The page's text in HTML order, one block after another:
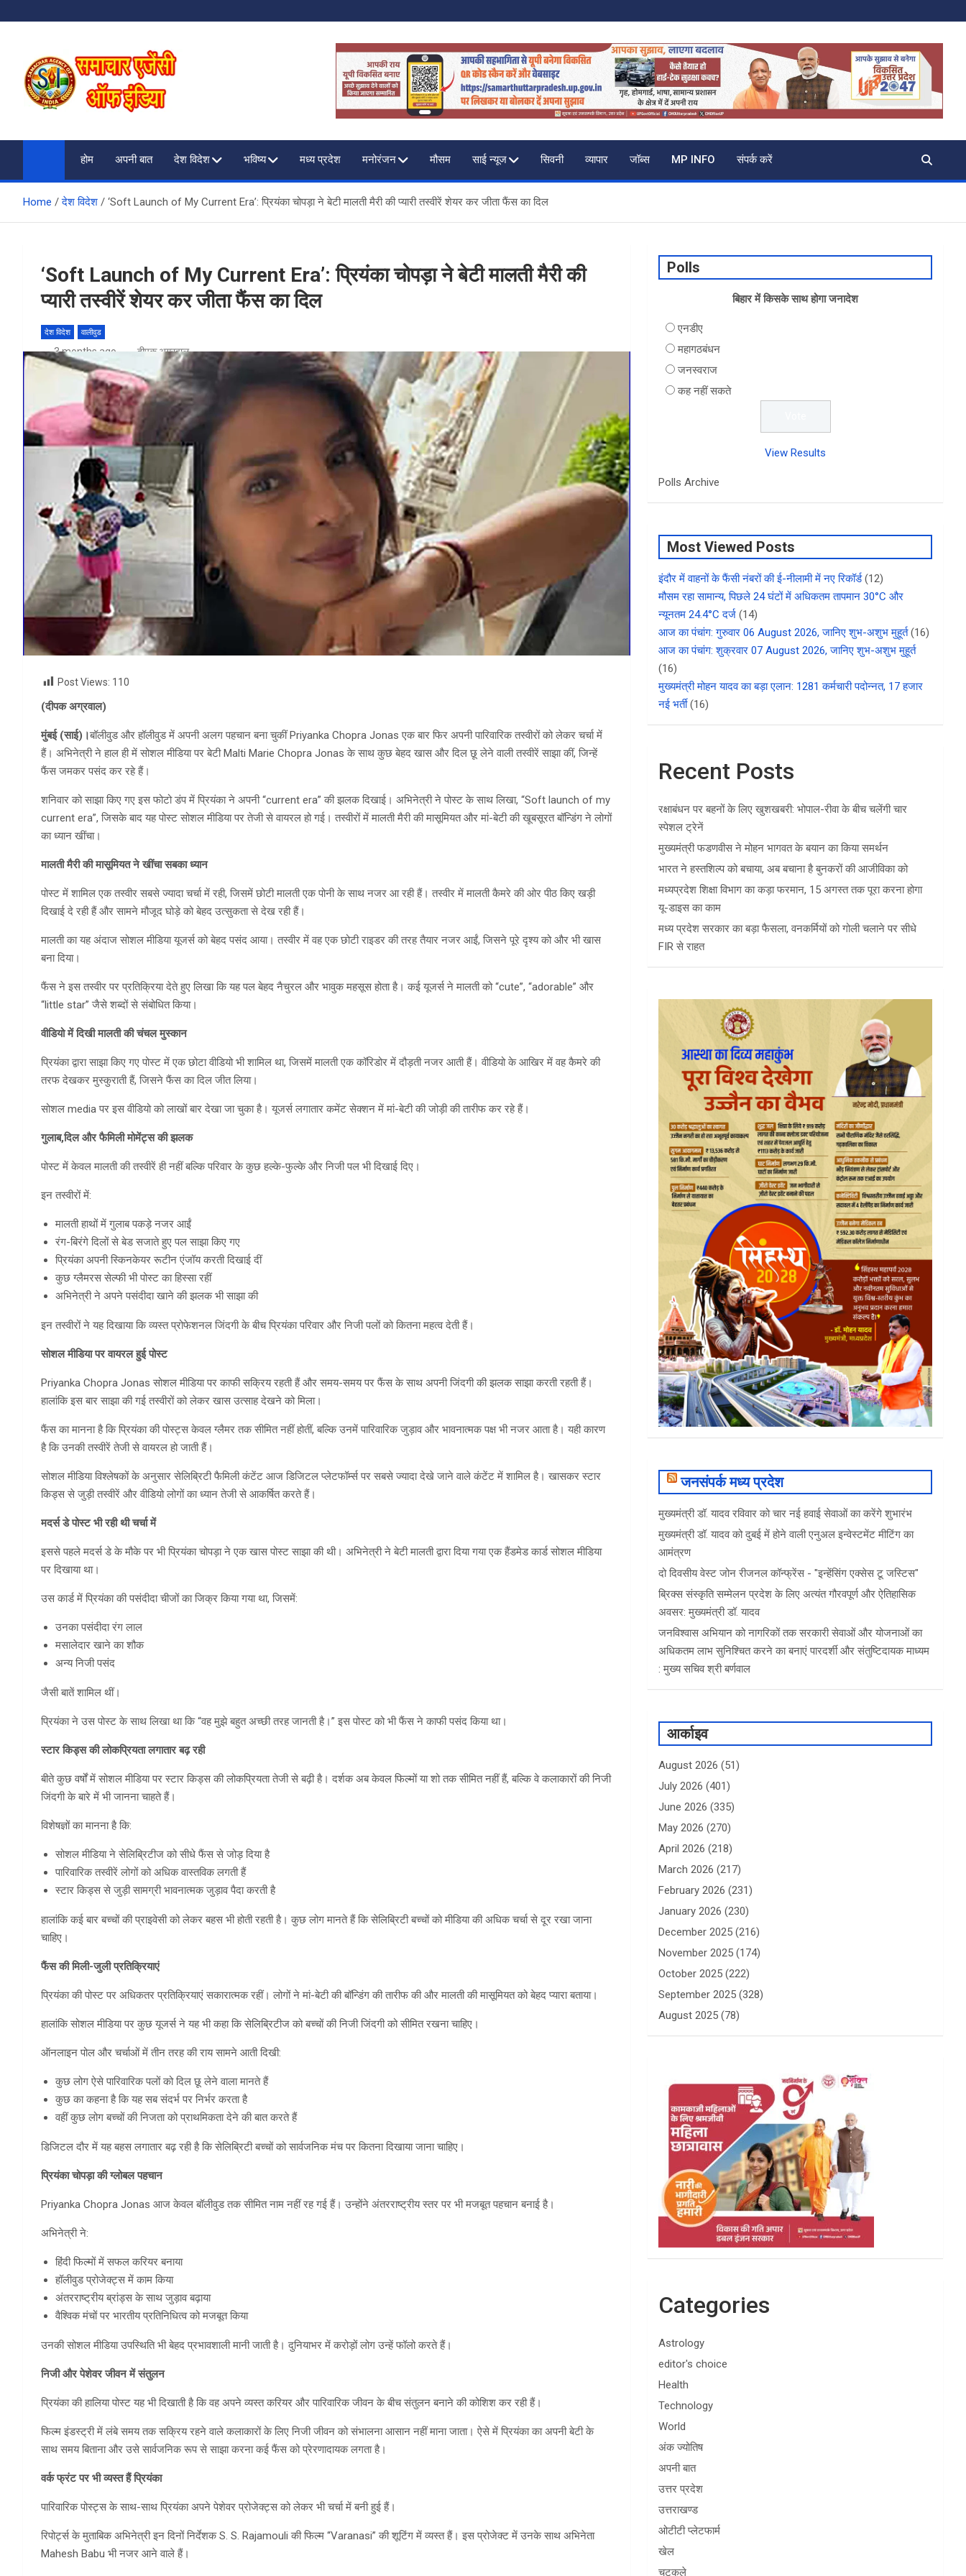
to
SAMACHAR AGENCY OF INDIA
होम अपनी बात देश विदेश भविष्य मध्य प्रदेश मनोरंजन मौसम साई न्यूज सिवनी व्यापार जॉब्स MP INFO संपर्क करें
Home देश विदेश ‘Soft Launch of My Current Era’: प्रियंका चोपड़ा ने बेटी मालती मैरी की प्यारी तस्वीरें शेयर कर जीता फैंस का दिल
‘Soft Launch of My Current Era’: प्रियंका चोपड़ा ने बेटी मालती मैरी की
प्यारी तस्वीरें शेयर कर जीता फैंस का दिल
देश विदेश वालीवुड
3 months ago दीपक अग्रवाल
Post Views: 110
(दीपक अग्रवाल)
मुंबई (साई)।बॉलीवुड और हॉलीवुड में अपनी अलग पहचान बना चुकीं Priyanka Chopra Jonas एक बार फिर अपनी पारिवारिक तस्वीरों को लेकर चर्चा में
हैं। अभिनेत्री ने हाल ही में सोशल मीडिया पर बेटी Malti Marie Chopra Jonas के साथ कुछ बेहद खास और दिल छू लेने वाली तस्वीरें साझा कीं, जिन्हें
फैंस जमकर पसंद कर रहे हैं।
शनिवार को साझा किए गए इस फोटो डंप में प्रियंका ने अपनी “current era” की झलक दिखाई। अभिनेत्री ने पोस्ट के साथ लिखा, “Soft launch of my
current era”, जिसके बाद यह पोस्ट सोशल मीडिया पर तेजी से वायरल हो गई। तस्वीरों में मालती मैरी की मासूमियत और मां-बेटी की खूबसूरत बॉन्डिंग ने लोगों
का ध्यान खींचा।
मालती मैरी की मासूमियत ने खींचा सबका ध्यान
पोस्ट में शामिल एक तस्वीर सबसे ज्यादा चर्चा में रही, जिसमें छोटी मालती एक पोनी के साथ नजर आ रही हैं। तस्वीर में मालती कैमरे की ओर पीठ किए खड़ी
दिखाई दे रही हैं और सामने मौजूद घोड़े को बेहद उत्सुकता से देख रही हैं।
मालती का यह अंदाज सोशल मीडिया यूजर्स को बेहद पसंद आया। तस्वीर में वह एक छोटी राइडर की तरह तैयार नजर आईं, जिसने पूरे दृश्य को और भी खास
बना दिया।
फैंस ने इस तस्वीर पर प्रतिक्रिया देते हुए लिखा कि यह पल बेहद नैचुरल और भावुक महसूस होता है। कई यूजर्स ने मालती को “cute”, “adorable” और
“little star” जैसे शब्दों से संबोधित किया।
वीडियो में दिखी मालती की चंचल मुस्कान
प्रियंका द्वारा साझा किए गए पोस्ट में एक छोटा वीडियो भी शामिल था, जिसमें मालती एक कॉरिडोर में दौड़ती नजर आती हैं। वीडियो के आखिर में वह कैमरे की
तरफ देखकर मुस्कुराती हैं, जिसने फैंस का दिल जीत लिया।
सोशल media पर इस वीडियो को लाखों बार देखा जा चुका है। यूजर्स लगातार कमेंट सेक्शन में मां-बेटी की जोड़ी की तारीफ कर रहे हैं।
गुलाब,दिल और फैमिली मोमेंट्स की झलक
पोस्ट में केवल मालती की तस्वीरें ही नहीं बल्कि परिवार के कुछ हल्के-फुल्के और निजी पल भी दिखाई दिए।
इन तस्वीरों में:
मालती हाथों में गुलाब पकड़े नजर आईं
रंग-बिरंगे दिलों से बेड सजाते हुए पल साझा किए गए
प्रियंका अपनी स्किनकेयर रूटीन एंजॉय करती दिखाई दीं
कुछ ग्लैमरस सेल्फी भी पोस्ट का हिस्सा रहीं
अभिनेत्री ने अपने पसंदीदा खाने की झलक भी साझा की
इन तस्वीरों ने यह दिखाया कि व्यस्त प्रोफेशनल जिंदगी के बीच प्रियंका परिवार और निजी पलों को कितना महत्व देती हैं।
सोशल मीडिया पर वायरल हुई पोस्ट
Priyanka Chopra Jonas सोशल मीडिया पर काफी सक्रिय रहती हैं और समय-समय पर फैंस के साथ अपनी जिंदगी की झलक साझा करती रहती हैं।
हालांकि इस बार साझा की गई तस्वीरों को लेकर खास उत्साह देखने को मिला।
फैंस का मानना है कि प्रियंका की पोस्ट्स केवल ग्लैमर तक सीमित नहीं होतीं, बल्कि उनमें पारिवारिक जुड़ाव और भावनात्मक पक्ष भी नजर आता है। यही कारण
है कि उनकी तस्वीरें तेजी से वायरल हो जाती हैं।
सोशल मीडिया विश्लेषकों के अनुसार सेलिब्रिटी फैमिली कंटेंट आज डिजिटल प्लेटफॉर्म्स पर सबसे ज्यादा देखे जाने वाले कंटेंट में शामिल है। खासकर स्टार
किड्स से जुड़ी तस्वीरें और वीडियो लोगों का ध्यान तेजी से आकर्षित करते हैं।
मदर्स डे पोस्ट भी रही थी चर्चा में
इससे पहले मदर्स डे के मौके पर भी प्रियंका चोपड़ा ने एक खास पोस्ट साझा की थी। अभिनेत्री ने बेटी मालती द्वारा दिया गया एक हैंडमेड कार्ड सोशल मीडिया
पर दिखाया था।
उस कार्ड में प्रियंका की पसंदीदा चीजों का जिक्र किया गया था, जिसमें:
उनका पसंदीदा रंग लाल
मसालेदार खाने का शौक
अन्य निजी पसंद
जैसी बातें शामिल थीं।
प्रियंका ने उस पोस्ट के साथ लिखा था कि “वह मुझे बहुत अच्छी तरह जानती है।” इस पोस्ट को भी फैंस ने काफी पसंद किया था।
स्टार किड्स की लोकप्रियता लगातार बढ़ रही
बीते कुछ वर्षों में सोशल मीडिया पर स्टार किड्स की लोकप्रियता तेजी से बढ़ी है। दर्शक अब केवल फिल्मों या शो तक सीमित नहीं हैं, बल्कि वे कलाकारों की निजी
जिंदगी के बारे में भी जानना चाहते हैं।
विशेषज्ञों का मानना है कि:
सोशल मीडिया ने सेलिब्रिटीज को सीधे फैंस से जोड़ दिया है
पारिवारिक तस्वीरें लोगों को अधिक वास्तविक लगती हैं
स्टार किड्स से जुड़ी सामग्री भावनात्मक जुड़ाव पैदा करती है
हालांकि कई बार बच्चों की प्राइवेसी को लेकर बहस भी होती रहती है। कुछ लोग मानते हैं कि सेलिब्रिटी बच्चों को मीडिया की अधिक चर्चा से दूर रखा जाना
चाहिए।
फैंस की मिली-जुली प्रतिक्रियाएं
प्रियंका की पोस्ट पर अधिकतर प्रतिक्रियाएं सकारात्मक रहीं। लोगों ने मां-बेटी की बॉन्डिंग की तारीफ की और मालती की मासूमियत को बेहद प्यारा बताया।
हालांकि सोशल मीडिया पर कुछ यूजर्स ने यह भी कहा कि सेलिब्रिटीज को बच्चों की निजी जिंदगी को सीमित रखना चाहिए।
ऑनलाइन पोल और चर्चाओं में तीन तरह की राय सामने आती दिखी:
कुछ लोग ऐसे पारिवारिक पलों को दिल छू लेने वाला मानते हैं
कुछ का कहना है कि यह सब संदर्भ पर निर्भर करता है
वहीं कुछ लोग बच्चों की निजता को प्राथमिकता देने की बात करते हैं
डिजिटल दौर में यह बहस लगातार बढ़ रही है कि सेलिब्रिटी बच्चों को सार्वजनिक मंच पर कितना दिखाया जाना चाहिए।
प्रियंका चोपड़ा की ग्लोबल पहचान
Priyanka Chopra Jonas आज केवल बॉलीवुड तक सीमित नाम नहीं रह गई हैं। उन्होंने अंतरराष्ट्रीय स्तर पर भी मजबूत पहचान बनाई है।
अभिनेत्री ने:
हिंदी फिल्मों में सफल करियर बनाया
हॉलीवुड प्रोजेक्ट्स में काम किया
अंतरराष्ट्रीय ब्रांड्स के साथ जुड़ाव बढ़ाया
वैश्विक मंचों पर भारतीय प्रतिनिधित्व को मजबूत किया
उनकी सोशल मीडिया उपस्थिति भी बेहद प्रभावशाली मानी जाती है। दुनियाभर में करोड़ों लोग उन्हें फॉलो करते हैं।
निजी और पेशेवर जीवन में संतुलन
प्रियंका की हालिया पोस्ट यह भी दिखाती है कि वह अपने व्यस्त करियर और पारिवारिक जीवन के बीच संतुलन बनाने की कोशिश कर रही हैं।
फिल्म इंडस्ट्री में लंबे समय तक सक्रिय रहने वाले कलाकारों के लिए निजी जीवन को संभालना आसान नहीं माना जाता। ऐसे में प्रियंका का अपनी बेटी के
साथ समय बिताना और उसे सार्वजनिक रूप से साझा करना कई फैंस को प्रेरणादायक लगता है।
वर्क फ्रंट पर भी व्यस्त हैं प्रियंका
पारिवारिक पोस्ट्स के साथ-साथ प्रियंका अपने पेशेवर प्रोजेक्ट्स को लेकर भी चर्चा में बनी हुई हैं।
रिपोर्ट्स के मुताबिक अभिनेत्री इन दिनों निर्देशक S. S. Rajamouli की फिल्म “Varanasi” की शूटिंग में व्यस्त हैं। इस प्रोजेक्ट में उनके साथ अभिनेता
Mahesh Babu भी नजर आने वाले हैं।
Polls
बिहार में किसके साथ होगा जनादेश
एनडीए
महागठबंधन
जनस्वराज
कह नहीं सकते
View Results
Polls Archive
Most Viewed Posts
इंदौर में वाहनों के फैंसी नंबरों की ई-नीलामी में नए रिकॉर्ड (12)
मौसम रहा सामान्य, पिछले 24 घंटों में अधिकतम तापमान 30°C और
न्यूनतम 24.4°C दर्ज (14)
आज का पंचांग: गुरुवार 06 August 2026, जानिए शुभ-अशुभ मुहूर्त (16)
आज का पंचांग: शुक्रवार 07 August 2026, जानिए शुभ-अशुभ मुहूर्त
(16)
मुख्यमंत्री मोहन यादव का बड़ा एलान: 1281 कर्मचारी पदोन्नत, 17 हजार
नई भर्ती (16)
Recent Posts
रक्षाबंधन पर बहनों के लिए खुशखबरी: भोपाल-रीवा के बीच चलेंगी चार
स्पेशल ट्रेनें
मुख्यमंत्री फडणवीस ने मोहन भागवत के बयान का किया समर्थन
भारत ने हस्तशिल्प को बचाया, अब बचाना है बुनकरों की आजीविका को
मध्यप्रदेश शिक्षा विभाग का कड़ा फरमान, 15 अगस्त तक पूरा करना होगा
यू-डाइस का काम
मध्य प्रदेश सरकार का बड़ा फैसला, वनकर्मियों को गोली चलाने पर सीधे
FIR से राहत
जनसंपर्क मध्य प्रदेश
मुख्यमंत्री डॉ. यादव रविवार को चार नई हवाई सेवाओं का करेंगे शुभारंभ
मुख्यमंत्री डॉ. यादव को दुबई में होने वाली एनुअल इन्वेस्टमेंट मीटिंग का
आमंत्रण
दो दिवसीय वेस्ट जोन रीजनल कॉन्फ्रेंस - "इन्हेंसिंग एक्सेस टू जस्टिस"
ब्रिक्स संस्कृति सम्मेलन प्रदेश के लिए अत्यंत गौरवपूर्ण और ऐतिहासिक
अवसर: मुख्यमंत्री डॉ. यादव
जनविश्वास अभियान को नागरिकों तक सरकारी सेवाओं और योजनाओं का
अधिकतम लाभ सुनिश्चित करने का बनाएं पारदर्शी और संतुष्टिदायक माध्यम
: मुख्य सचिव श्री बर्णवाल
आर्काइव
August 2026 (51)
July 2026 (401)
June 2026 (335)
May 2026 (270)
April 2026 (218)
March 2026 (217)
February 2026 (231)
January 2026 (230)
December 2025 (216)
November 2025 (174)
October 2025 (222)
September 2025 (328)
August 2025 (78)
Categories
Astrology
editor's choice
Health
Technology
World
अंक ज्योतिष
अपनी बात
उत्तर प्रदेश
उत्तराखण्ड
ओटीटी प्लेटफार्म
खेल
चुटकुले